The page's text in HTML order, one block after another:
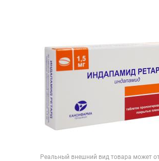
Реальный внешний вид товара может